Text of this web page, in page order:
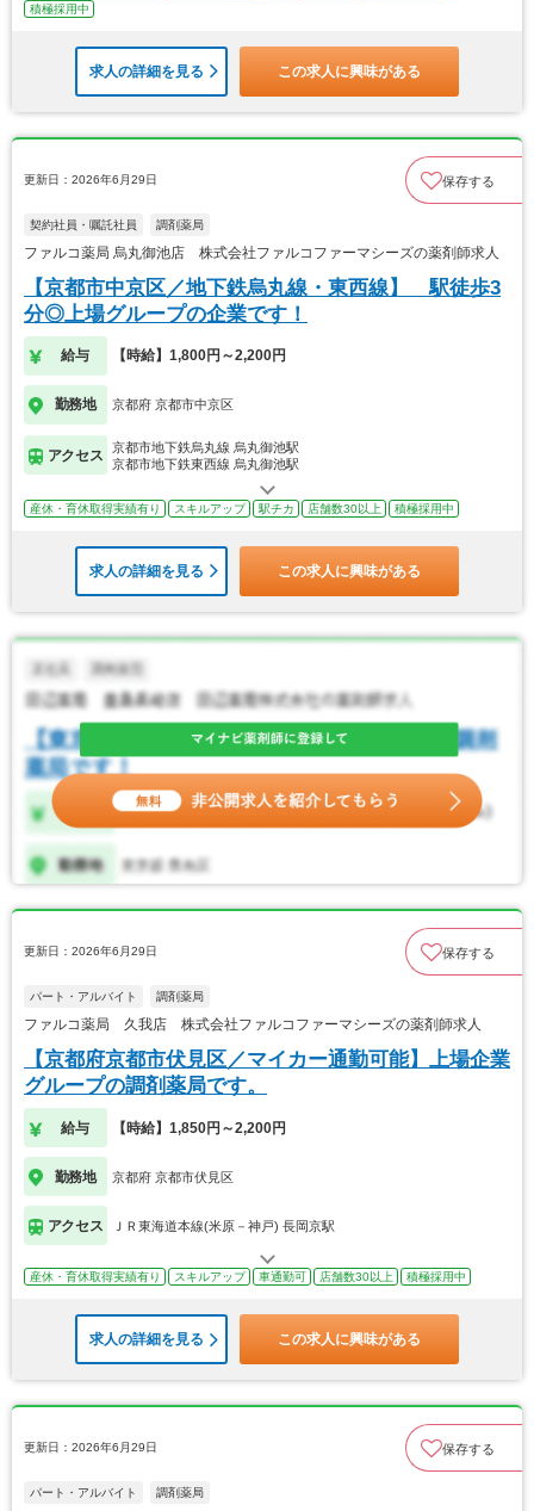
積極採用中
求人の詳細を見る この求人に興味がある
更新日：2026年6月29日 保存する
契約社員・嘱託社員 調剤薬局
ファルコ薬局 烏丸御池店 株式会社ファルコファーマシーズの薬剤師求人
【京都市中京区／地下鉄烏丸線・東西線】 駅徒歩3
分◎上場グループの企業です！
給与 【時給】1,800円～2,200円
勤務地 京都府 京都市中京区
アクセス
京都市地下鉄烏丸線 烏丸御池駅
京都市地下鉄東西線 烏丸御池駅
産休・育休取得実績有り スキルアップ 駅チカ 店舗数30以上 積極採用中
求人の詳細を見る この求人に興味がある
更新日：2026年6月29日 保存する
パート・アルバイト 調剤薬局
ファルコ薬局 久我店 株式会社ファルコファーマシーズの薬剤師求人
【京都府京都市伏見区／マイカー通勤可能】上場企業
グループの調剤薬局です。
給与 【時給】1,850円～2,200円
勤務地 京都府 京都市伏見区
アクセス ＪＲ東海道本線(米原－神戸) 長岡京駅
産休・育休取得実績有り スキルアップ 車通勤可 店舗数30以上 積極採用中
求人の詳細を見る この求人に興味がある
更新日：2026年6月29日 保存する
パート・アルバイト 調剤薬局